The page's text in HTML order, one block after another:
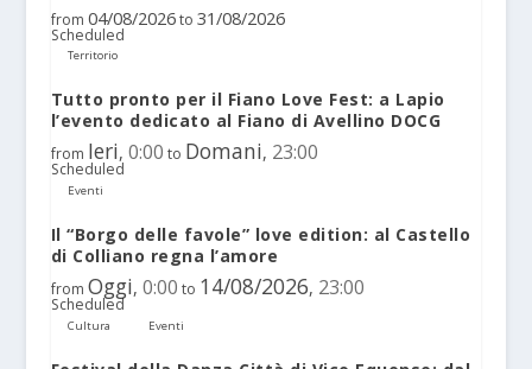
from 04/08/2026 to 31/08/2026
Scheduled
Territorio
Tutto pronto per il Fiano Love Fest: a Lapio
l’evento dedicato al Fiano di Avellino DOCG
from Ieri, 0:00 to Domani, 23:00
Scheduled
Eventi
Il “Borgo delle favole” love edition: al Castello
di Colliano regna l’amore
from Oggi, 0:00 to 14/08/2026, 23:00
Scheduled
Cultura Eventi